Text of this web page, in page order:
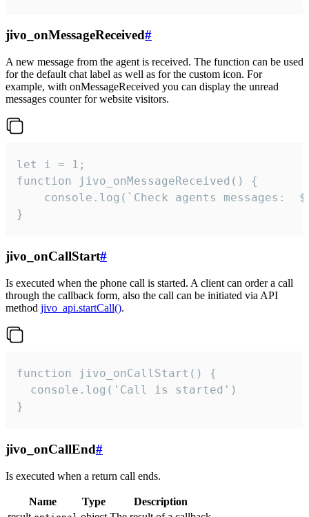
jivo_onMessageReceived#
A new message from the agent is received. The function can be used
for the default chat label as well as for the custom icon. For
example, with onMessageReceived you can display the unread
messages counter for website visitors.
let i = 1;
function jivo_onMessageReceived() {
}
jivo_onCallStart#
Is executed when the phone call is started. A client can order a call
through the callback form, also the call can be initiated via API
method jivo_api.startCall().
function jivo_onCallStart() {
  console.log('Call is started')
}
jivo_onCallEnd#
Is executed when a return call ends.
Name Type
Description